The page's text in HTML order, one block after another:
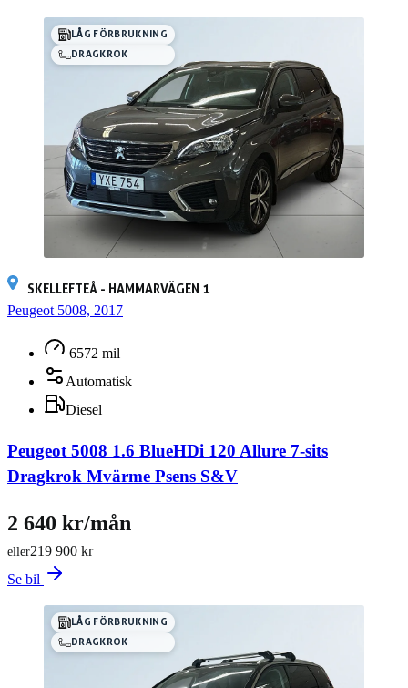
LÅG FÖRBRUKNING
DRAGKROK
SKELLEFTEÅ - HAMMARVÄGEN 1
Peugeot 5008, 2017
6572 mil
Automatisk
Diesel
Peugeot 5008 1.6 BlueHDi 120 Allure 7-sits
Dragkrok Mvärme Psens S&V
219 900 kr
eller
2 640 kr/mån
Se bil
LÅG FÖRBRUKNING
DRAGKROK